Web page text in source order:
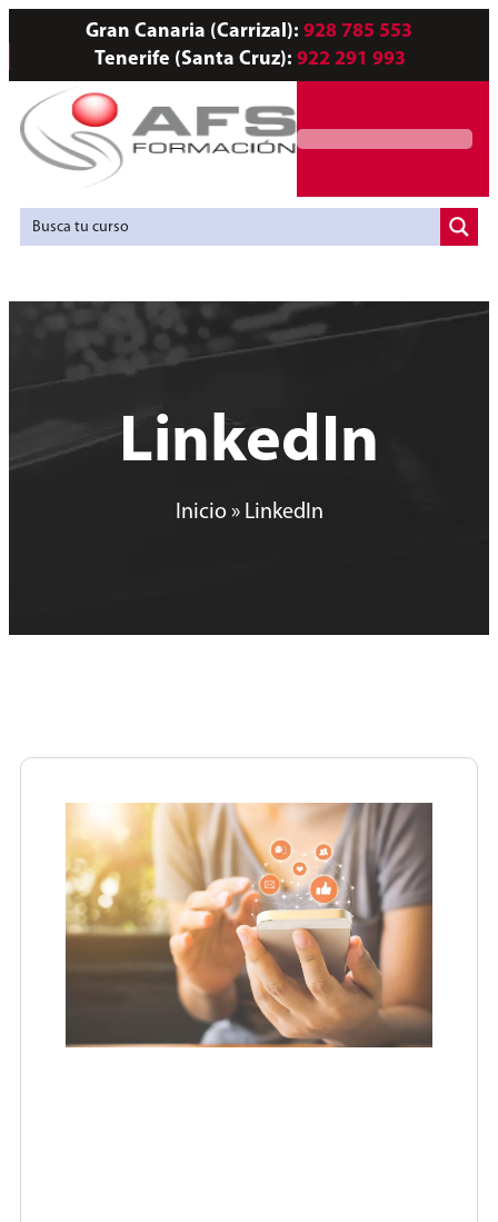
Gran Canaria (Carrizal): 928 785 553
Tenerife (Santa Cruz): 922 291 993
LinkedIn
Inicio» LinkedIn